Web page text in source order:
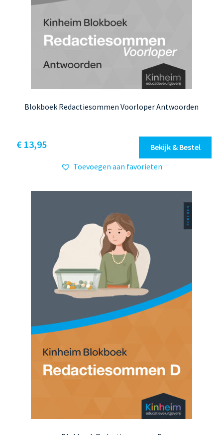
Blokboek Redactiesommen Voorloper Antwoorden
€13,95
Bekijk & Bestel
Toevoegen aan favorieten